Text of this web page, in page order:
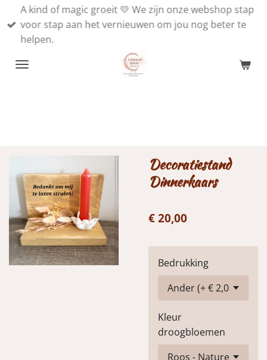
direct
naar
A kind of magic groeit 💛 We zijn onze webshop stap
voor stap aan het vernieuwen om jou nog beter te
helpen.
Decoratiestand
Dinnerkaars
€ 20,00
Bedrukking
Kleur
droogbloemen